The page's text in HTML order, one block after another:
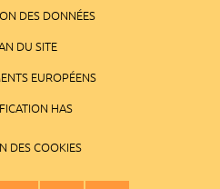
DES DONNÉES
DU SITE
EUROPÉENS
HAS
DES COOKIES